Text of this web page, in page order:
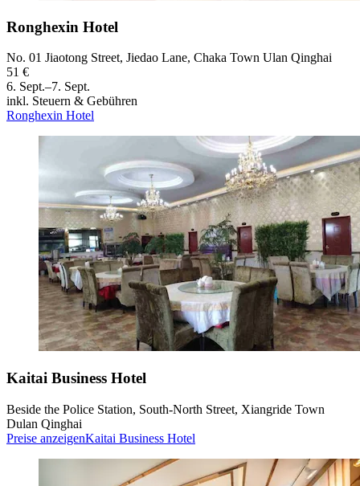
Ronghexin Hotel
No. 01 Jiaotong Street, Jiedao Lane, Chaka Town Ulan Qinghai
51 €
6. Sept.–7. Sept.
inkl. Steuern & Gebühren
Ronghexin Hotel
Kaitai Business Hotel
Beside the Police Station, South-North Street, Xiangride Town
Dulan Qinghai
Preise anzeigenKaitai Business Hotel